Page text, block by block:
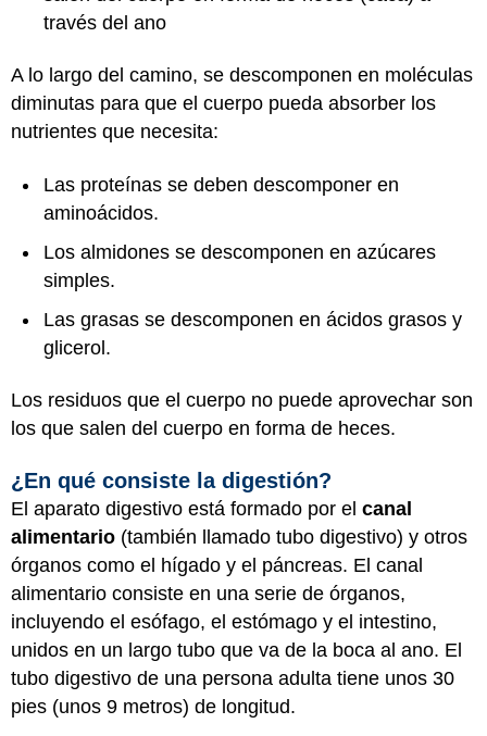
través del ano
A lo largo del camino, se descomponen en moléculas
diminutas para que el cuerpo pueda absorber los
nutrientes que necesita:
Las proteínas se deben descomponer en
aminoácidos.
Los almidones se descomponen en azúcares
simples.
Las grasas se descomponen en ácidos grasos y
glicerol.
Los residuos que el cuerpo no puede aprovechar son
los que salen del cuerpo en forma de heces.
¿En qué consiste la digestión?
El aparato digestivo está formado por el canal
alimentario (también llamado tubo digestivo) y otros
órganos como el hígado y el páncreas. El canal
alimentario consiste en una serie de órganos,
incluyendo el esófago, el estómago y el intestino,
unidos en un largo tubo que va de la boca al ano. El
tubo digestivo de una persona adulta tiene unos 30
pies (unos 9 metros) de longitud.